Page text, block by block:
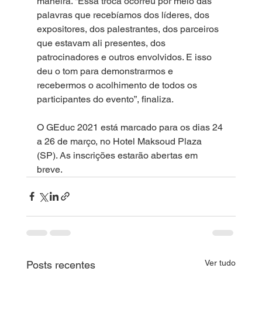
palavras que recebíamos dos líderes, dos
expositores, dos palestrantes, dos parceiros
que estavam ali presentes, dos
patrocinadores e outros envolvidos. E isso
deu o tom para demonstrarmos e
recebermos o acolhimento de todos os
participantes do evento”, finaliza.
O GEduc 2021 está marcado para os dias 24
a 26 de março, no Hotel Maksoud Plaza
(SP). As inscrições estarão abertas em
breve.
Posts recentes Ver tudo